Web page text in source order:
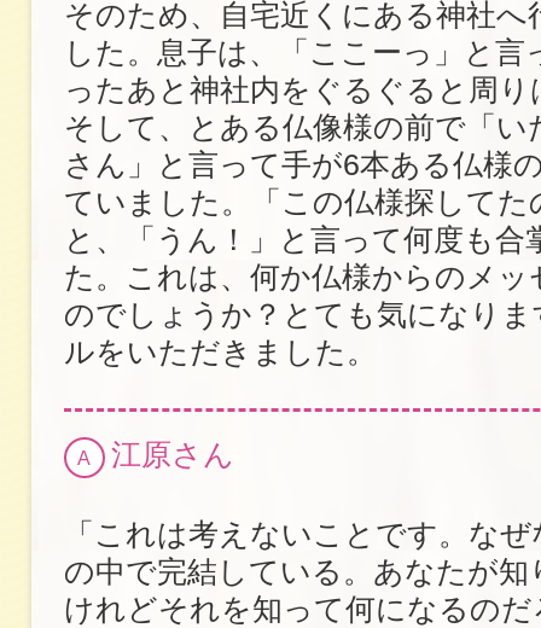
そのため、自宅近くにある神社へ
した。息子は、「ここーっ」と言
ったあと神社内をぐるぐると周
そして、とある仏像様の前で「い
さん」と言って手が6本ある仏様
ていました。「この仏様探してた
と、「うん！」と言って何度も合
た。これは、何か仏様からのメッ
のでしょうか？とても気になり
ルをいただきました。
A 江原さん
「これは考えないことです。な
の中で完結している。あなたが知
けれどそれを知って何になるの